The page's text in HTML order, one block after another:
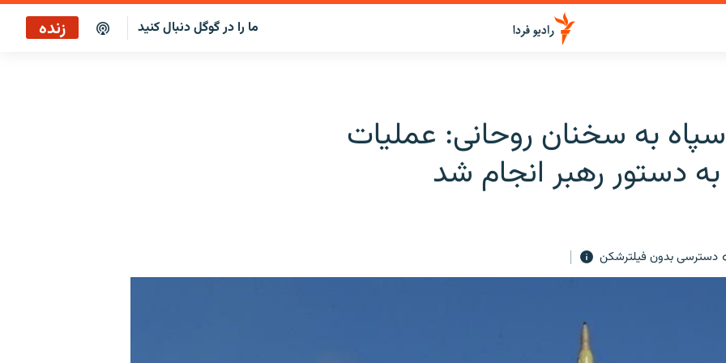
ما را در گوگل دنبال کنید زنده
به سخنان روحانی:‌ عملیات
دستور رهبر انجام شد
دسترسی بدون فیلترشکن